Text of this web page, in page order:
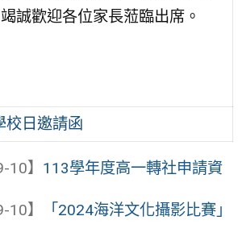
誠歡迎各位家長蒞臨出席。
校日邀請函
10】 113學年度高一轉社申請資
10】
「2024海洋文化攝影比賽」